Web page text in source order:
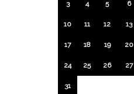
3 4 5 6
10 11 12 13
17 18 19 20
24 25 26 27
31